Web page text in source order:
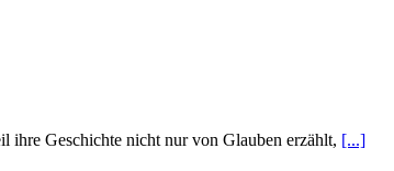
ihre Geschichte nicht nur von Glauben erzählt, [...]